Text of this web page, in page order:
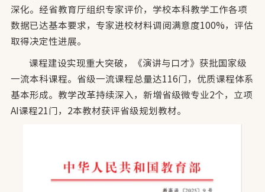
深化。经省教育厅组织专家评价，学校本科教学工作各项
数据已达基本要求，专家进校材料调阅满意度100%，评估
取得决定性进展。
课程建设实现重大突破，《演讲与口才》获批国家级
一流本科课程。省级一流课程总量达116门，优质课程体系
基本形成。教学改革持续深入，新增省级微专业2个，立项
AI课程21门，2本教材获评省级规划教材。